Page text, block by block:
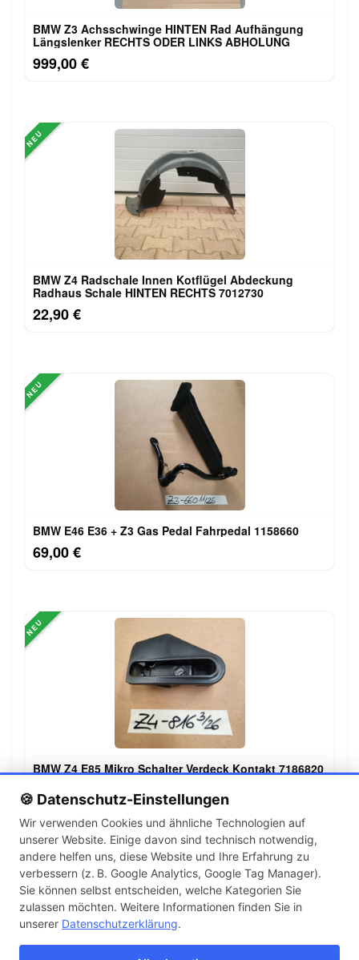
🍪 Datenschutz-Einstellungen
Wir verwenden Cookies und ähnliche Technologien auf
unserer Website. Einige davon sind technisch notwendig,
andere helfen uns, diese Website und Ihre Erfahrung zu
verbessern (z. B. Google Analytics, Google Tag Manager).
Sie können selbst entscheiden, welche Kategorien Sie
zulassen möchten. Weitere Informationen finden Sie in
unserer Datenschutzerklärung.
BMW Z3 Achsschwinge HINTEN Rad Aufhängung
Längslenker RECHTS ODER LINKS ABHOLUNG
999,00 €
NEU
BMW Z4 Radschale Innen Kotflügel Abdeckung
Radhaus Schale HINTEN RECHTS 7012730
22,90 €
NEU
BMW E46 E36 + Z3 Gas Pedal Fahrpedal 1158660
69,00 €
NEU
BMW Z4 E85 Mikro Schalter Verdeck Kontakt 7186820
129,00 €
← 1 2 3 … 143 →
Artikel pro Seite